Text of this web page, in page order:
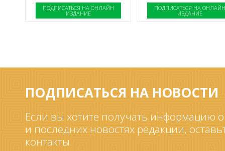
ПОДПИСАТЬСЯ НА ОНЛАЙН
ИЗДАНИЕ
ПОДПИСАТЬСЯ НА
ИЗДАНИЕ
ПОДПИСАТЬСЯ НА НОВОСТИ
Если вы хотите получать информацию
и последних новостях редакции,
контакты.